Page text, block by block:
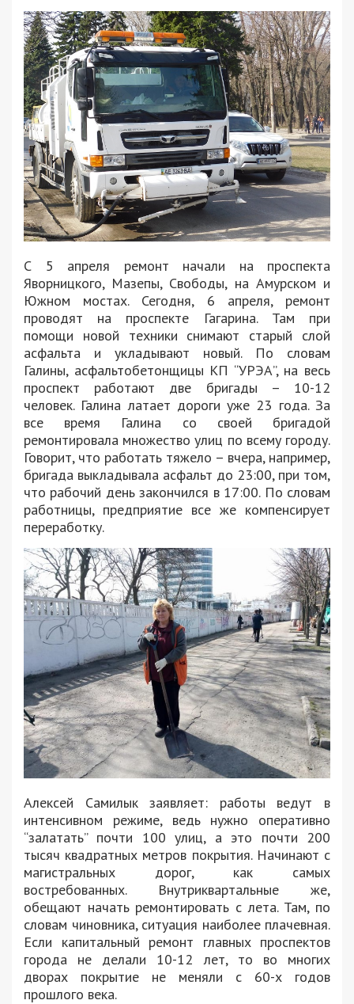
С 5 апреля ремонт начали на проспекта
Яворницкого, Мазепы, Свободы, на Амурском и
Южном мостах. Сегодня, 6 апреля, ремонт
проводят на проспекте Гагарина. Там при
помощи новой техники снимают старый слой
асфальта и укладывают новый. По словам
Галины, асфальтобетонщицы КП “УРЭА”, на весь
проспект работают две бригады – 10-12
человек. Галина латает дороги уже 23 года. За
все время Галина со своей бригадой
ремонтировала множество улиц по всему городу.
Говорит, что работать тяжело – вчера, например,
бригада выкладывала асфальт до 23:00, при том,
что рабочий день закончился в 17:00. По словам
работницы, предприятие все же компенсирует
переработку.
Алексей Самилык заявляет: работы ведут в
интенсивном режиме, ведь нужно оперативно
“залатать” почти 100 улиц, а это почти 200
тысяч квадратных метров покрытия. Начинают с
магистральных дорог, как самых
востребованных. Внутриквартальные же,
обещают начать ремонтировать с лета. Там, по
словам чиновника, ситуация наиболее плачевная.
Если капитальный ремонт главных проспектов
города не делали 10-12 лет, то во многих
дворах покрытие не меняли с 60-х годов
прошлого века.